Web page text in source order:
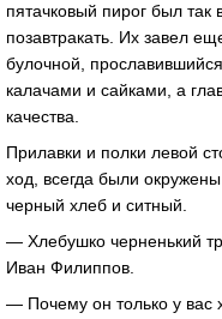
пятачковый пирог был
позавтракать. Их завел
булочной,
калачами и сайками, а
качества.
Прилавки и полки левой
ход, всегда были
черный хлеб и ситный.
— Хлебушко черненький
Иван Филиппов.
— Почему он только у